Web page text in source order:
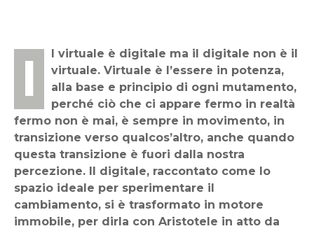
Il virtuale è digitale ma il digitale non è il
virtuale. Virtuale è l’essere in potenza,
alla base e principio di ogni mutamento,
perché ciò che ci appare fermo in realtà
fermo non è mai, è sempre in movimento, in
transizione verso qualcos’altro, anche quando
questa transizione è fuori dalla nostra
percezione. Il digitale, raccontato come lo
spazio ideale per sperimentare il
cambiamento, si è trasformato in motore
immobile, per dirla con Aristotele in atto da